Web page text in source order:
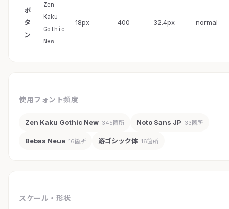
ボ
タ
ン
Zen
Kaku
Gothic
New
18px 400 32.4px normal
使用フォント頻度
Zen Kaku Gothic New 345箇所 Noto Sans JP 33箇所
Bebas Neue 16箇所 游ゴシック体 16箇所
スケール・形状